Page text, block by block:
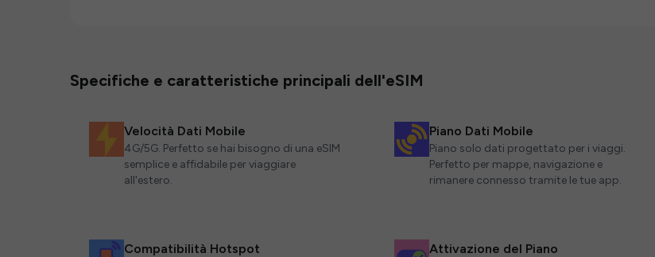
Specifiche e caratteristiche principali dell'eSIM
Velocità Dati Mobile
4G/5G. Perfetto se hai bisogno di una eSIM
semplice e affidabile per viaggiare
all'estero.
Piano Dati Mobile
Piano solo dati progettato per i viaggi.
Perfetto per mappe, navigazione e
rimanere connesso tramite le tue app.
Compatibilità Hotspot Attivazione del Piano